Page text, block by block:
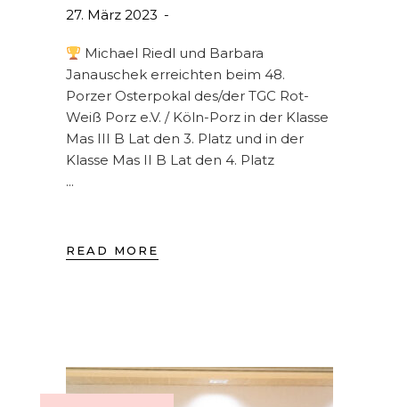
27. März 2023
Michael Riedl und Barbara
Janauschek erreichten beim 48.
Porzer Osterpokal des/der TGC Rot-
Weiß Porz e.V. / Köln-Porz in der Klasse
Mas III B Lat den 3. Platz und in der
Klasse Mas II B Lat den 4. Platz
READ MORE